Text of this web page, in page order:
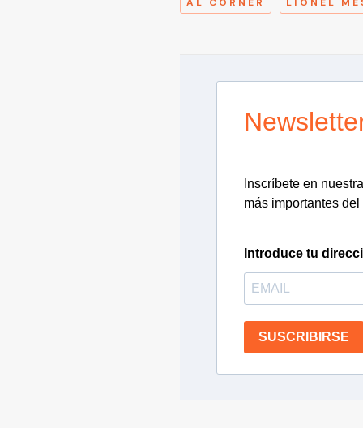
Inscríbete en
más importantes
Introduce tu
SUSCRIBIRSE